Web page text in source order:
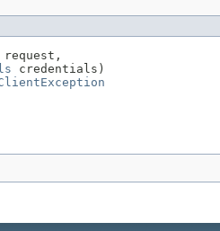
request,
credentials)